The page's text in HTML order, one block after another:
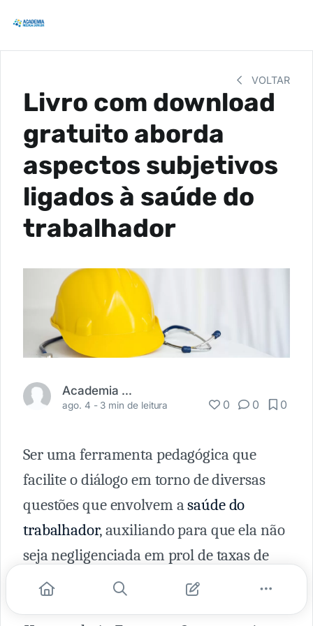
VOLTAR
Livro com download
gratuito aborda
aspectos subjetivos
ligados à saúde do
trabalhador
Academia Médica
ago. 4 - 3 min de leitura 0 0 0
Ser uma ferramenta pedagógica que
facilite o diálogo em torno de diversas
questões que envolvem asaúde do
trabalhador, auxiliando para que ela não
seja negligenciada em prol de taxas de
produtividade. Este é o objetivo do livro